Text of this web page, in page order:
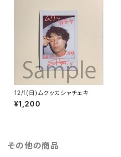
12/1(日)ムクッカシャチェキ
¥1,200
その他の商品